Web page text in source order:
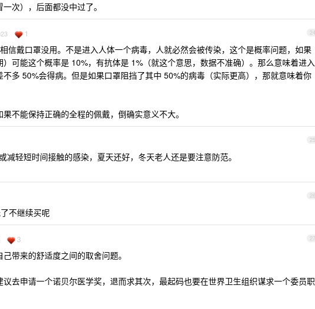
次），后面都没中过了。
24
1
信戴口罩没用。不是进入人体一个病毒，人就必然会被传染，这个是概率问题，如果
可能这个概率是 10%，有抗体是 1%（就这个意思，数据不准确）。那么意味着进入
多 50%会得病。但是如果口罩阻挡了其中 50%的病毒（实际更高），那就意味着你
不能保持正确的全程的佩戴，倒确实意义不大。
25
减轻短时间接触的感染，夏天还好，冬天老人还是要注意防范。
26
不继续买呢
27
3
带来的舒适度之间的取舍问题。
去申请一个诺贝尔医学奖，退而求其次，最起码也要在世界卫生组织谋求一个委员职